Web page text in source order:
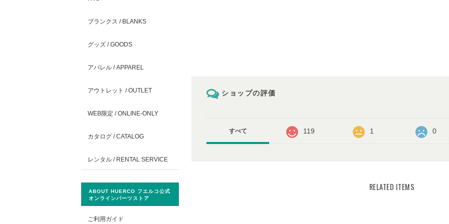
ショップの評価
すべて 119 1 0
RELATED ITEMS
ブランクス / BLANKS
グッズ / GOODS
アパレル / APPAREL
アウトレット / OUTLET
WEB限定 / ONLINE-ONLY
カタログ / CATALOG
レンタル / RENTAL SERVICE
ABOUT HUERCO フエルコ公式
オンラインパーツストア
ご利用ガイド